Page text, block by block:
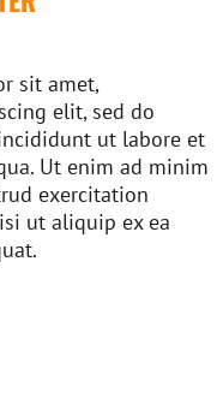
sit amet,
elit, sed do
ut labore et
Ut enim ad minim
exercitation
ut aliquip ex ea